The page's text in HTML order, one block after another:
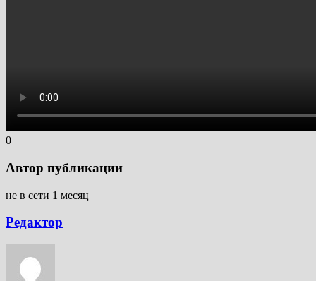
0
Автор публикации
не в сети 1 месяц
Редактор